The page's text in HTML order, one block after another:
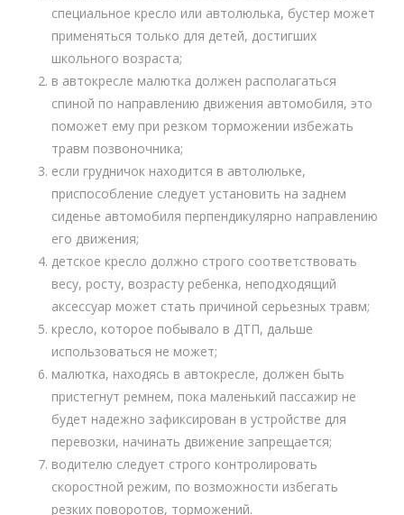
специальное кресло или автолюлька, бустер может
применяться только для детей, достигших
школьного возраста;
в автокресле малютка должен располагаться
спиной по направлению движения автомобиля, это
поможет ему при резком торможении избежать
травм позвоночника;
если грудничок находится в автолюльке,
приспособление следует установить на заднем
сиденье автомобиля перпендикулярно направлению
его движения;
детское кресло должно строго соответствовать
весу, росту, возрасту ребенка, неподходящий
аксессуар может стать причиной серьезных травм;
кресло, которое побывало в ДТП, дальше
использоваться не может;
малютка, находясь в автокресле, должен быть
пристегнут ремнем, пока маленький пассажир не
будет надежно зафиксирован в устройстве для
перевозки, начинать движение запрещается;
водителю следует строго контролировать
скоростной режим, по возможности избегать
резких поворотов, торможений.